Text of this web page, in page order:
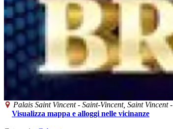
Palais Saint Vincent-Saint-Vincent,Saint Vincent-
Visualizza mappa e alloggi nelle vicinanze